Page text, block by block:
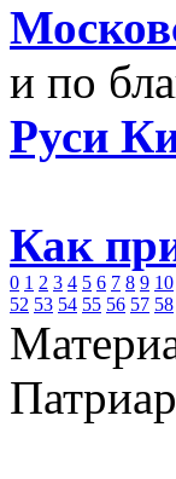
и по
Руси
Как
0 1 2 3 4 5 6 7 8 9 10
52 53 54 55 56 57 58